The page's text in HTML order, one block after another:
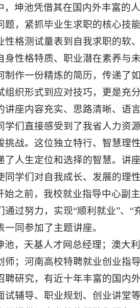
，坤池凭借其在国内外丰富的
题，紧抓毕业生求职的核心技
性格测试量表到自我求职的软
身性格特质、职业潜在素养与
制作一份精炼的简历，传递了
组织形式到应对技巧，更是充
讲座内容充实、思路清晰、语
学们直接感受到了我省人力资
挑战。这位独立特行、智慧理
了人生定位和选择的智慧。讲
同学们对自我成长、发展的理性
始之前，我校就业指导中心副
通过努力，实现“顺利就业”、
一同参加了主题讲座。
池，天基人才网总经理；澳大
师；河南高校特聘就业创业指
聘研究，有近十年丰富的国内
试辅导、职业规划、创业讲堂